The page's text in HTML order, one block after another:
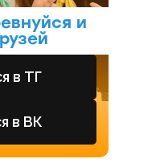
и
в ТГ
в ВК